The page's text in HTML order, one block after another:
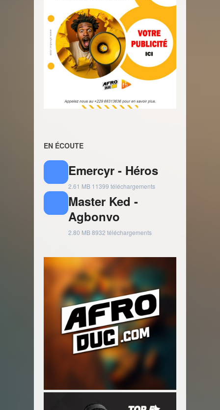
EN ÉCOUTE
Emercyr - Héros
2.61 MB 11399 téléchargements
Master Ked -
Agbonvo
2.80 MB8932 téléchargements